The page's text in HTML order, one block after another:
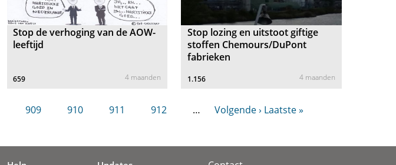
Stop de verhoging van de AOW-
leeftijd
659 4 maanden
Stop lozing en uitstoot giftige
stoffen Chemours/DuPont
fabrieken
1.156 4 maanden
909 910 911 912 … Volgende › Laatste »